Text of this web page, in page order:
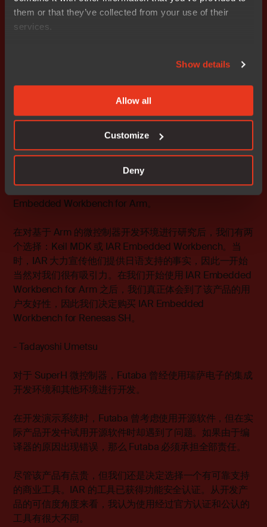
them or that they’ve collected from your use of their
services.
Show details
Allow all
Customize
Deny
- Tadayoshi Umetsu
利用商业工具确保可靠性
Futaba 的电子元件部门正在使用 IAR Embedded
Workbench for Arm 和 IAR Embedded Workbench for
Renesas Superh。此外，电子设备部门也在使用 IAR
Embedded Workbench for Arm。
在对基于 Arm 的微控制器开发环境进行研究后，我们有两
个选择：Keil MDK 或 IAR Embedded Workbench。当
时，IAR 大力宣传他们提供日语支持的事实，因此一开始
当然对我们很有吸引力。在我们开始使用 IAR Embedded
Workbench for Arm 之后，我们真正体会到了该产品的用
户友好性，因此我们决定购买 IAR Embedded
Workbench for Renesas SH。
- Tadayoshi Umetsu
对于 SuperH 微控制器，Futaba 曾经使用瑞萨电子的集成
开发环境和其他环境进行开发。
在开发演示系统时，Futaba 曾考虑使用开源软件，但在实
际产品开发中试用开源软件时却遇到了问题。如果由于编
译器的原因出现错误，那么 Futaba 必须承担全部责任。
尽管该产品有点贵，但我们还是决定选择一个有可靠支持
的商业工具。IAR 的工具已获得功能安全认证。从开发产
品的可信度角度来看，我认为使用经过官方认证和公认的
工具有很大不同。